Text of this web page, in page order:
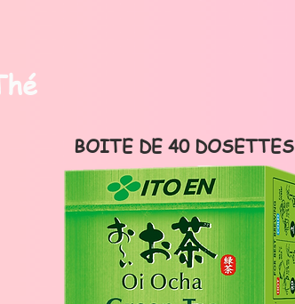
BOITE DE 40 DOSETTES